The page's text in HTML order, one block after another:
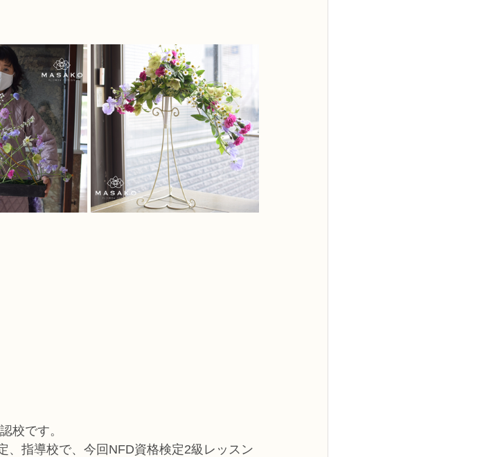
レッスン
ティフィシャルフラワーコース 生花コース
グコース NFDディプロマプリザーブドフラワーコース
ーコース キッズフラワーレッス トピックス
校です。
、指導校で、今回NFD資格検定2級レッスン